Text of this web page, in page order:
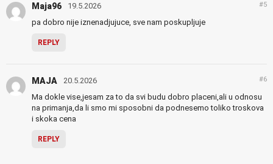
Maja96 19.5.2026 #5
pa dobro nije iznenadjujuce, sve nam poskupljuje
REPLY
MAJA 20.5.2026 #6
Ma dokle vise,jesam za to da svi budu dobro placeni,ali u odnosu
na primanja,da li smo mi sposobni da podnesemo toliko troskova
i skoka cena
REPLY